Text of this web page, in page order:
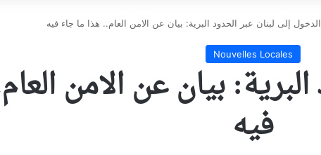
الدخول إلى لبنان عبر الحدود البرية: بيان عن الامن العام.. هذا ما جاء فيه
Nouvelles Locales
بيان عن الامن
فيه